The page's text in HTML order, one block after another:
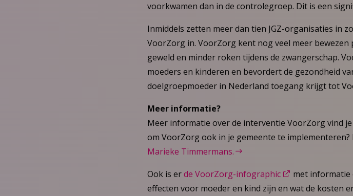
voorkwamen dan in de controlegroep. Dit is een
Inmiddels zetten meer dan tien JGZ-organisaties in
VoorZorg in. VoorZorg kent nog veel meer
geweld en minder roken tijdens de zwangerschap.
moeders en kinderen en bevordert de gezondheid
doelgroepmoeder in Nederland toegang krijgt tot
Meer informatie?
Meer informatie over de interventie VoorZorg vind je
om VoorZorg ook in je gemeente te
Marieke Timmermans.
Ook is erde VoorZorg-infographic
met informatie
effecten voor moeder en kind zijn en wat de kosten